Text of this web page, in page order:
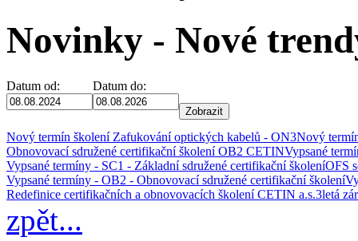
Novinky - Nové
Datum od: Datum do:
Nový termín školení Zafukování optických kabelů - ON3Nový
Obnovovací sdružené certifikační školení OB2 CETINVypsané
Vypsané termíny - SC1 - Základní sdružené certifikační školeníOFS
Vypsané termíny - OB2 - Obnovovací sdružené certifikační školení
Redefinice certifikačních a obnovovacích školení CETIN a.s.3letá
zpět...